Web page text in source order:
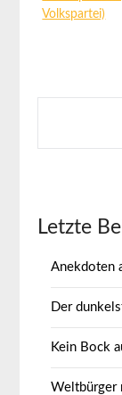
Letzte
Anekdoten
Der
Kein Bock
Weltbürger